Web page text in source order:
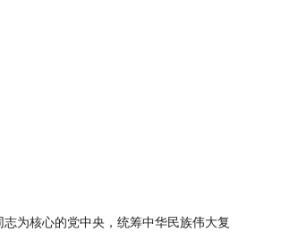
为核心的党中央，统筹中华民族伟大复